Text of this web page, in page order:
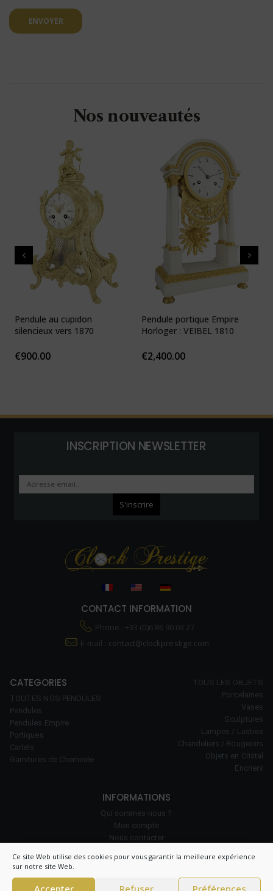
Ce site Web utilise des cookies pour vous garantir la meilleure expérience
sur notre site Web.
Accepter Refuser Préférences
ENVOYER
Nos nouveautés
Pendule au cupidon
silencieux vers 1870
€900.00
Pendule portique Empire
Horloger : VEIBEL 1810
€2,400.00
INSCRIPTION NEWSLETTER
CONTACT INFORMATION
Phone : +33 (0)6 86 90 03 27
E-mail : contact@clockprestige.com
CATEGORIES
TOUTES NOS PENDULES
Pendules
Pendules Empire
Portiques
Cartels
Garnitures de Cheminée
TOUS LES OBJETS
Porcelaines
Vases
Sculptures
Lampes / Lustres
Chandeliers / Bougeoirs
Objets en Cristal
Encriers
INFORMATIONS
Qui sommes-nous ?
Mon compte
Nous contacter
Politique de cookies (UE)